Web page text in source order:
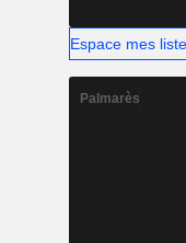
Espace mes
Palmarès